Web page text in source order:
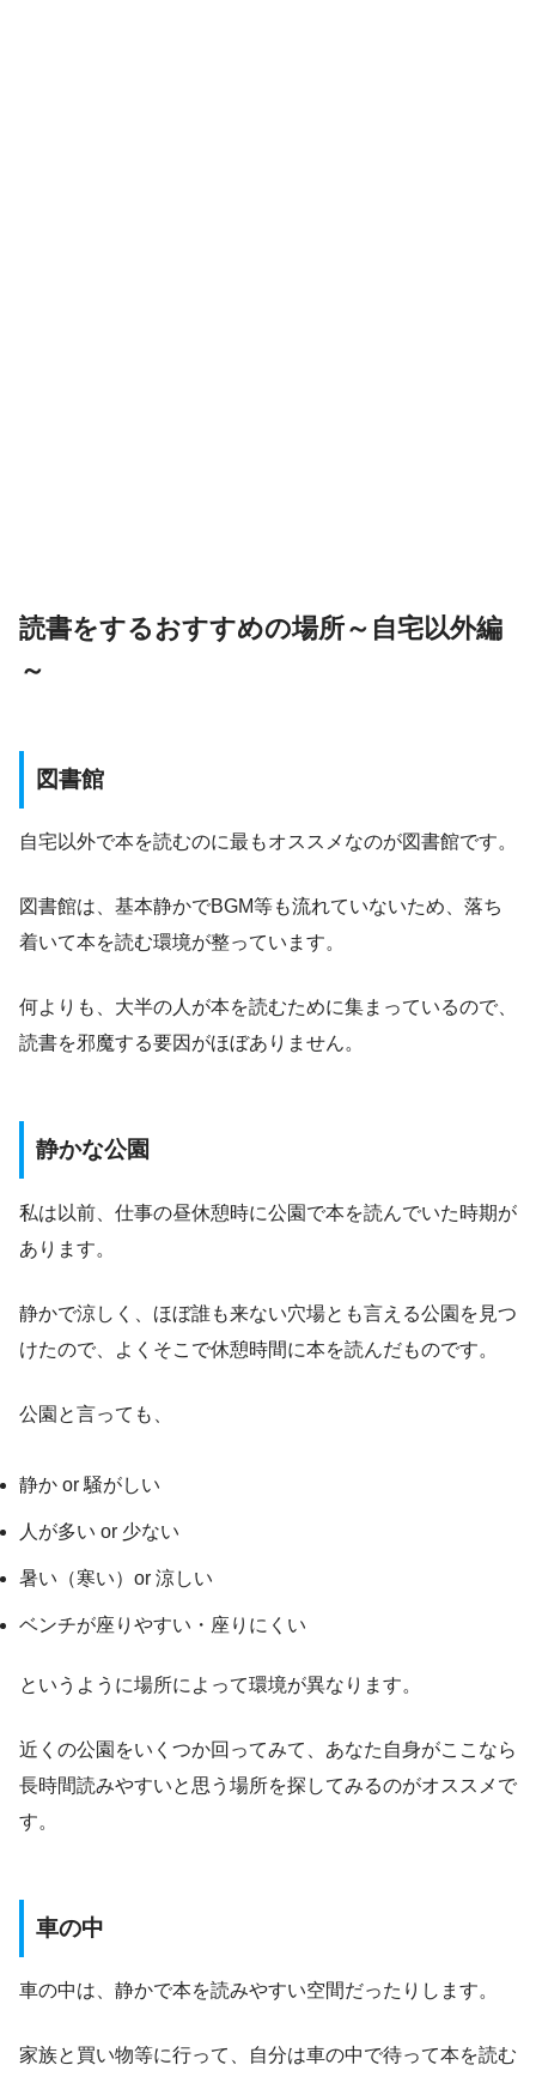
読書をするおすすめの場所～自宅以外編
～
図書館
自宅以外で本を読むのに最もオススメなのが図書館です。
図書館は、基本静かでBGM等も流れていないため、落ち
着いて本を読む環境が整っています。
何よりも、大半の人が本を読むために集まっているので、
読書を邪魔する要因がほぼありません。
静かな公園
私は以前、仕事の昼休憩時に公園で本を読んでいた時期が
あります。
静かで涼しく、ほぼ誰も来ない穴場とも言える公園を見つ
けたので、よくそこで休憩時間に本を読んだものです。
公園と言っても、
静か or 騒がしい
人が多い or 少ない
暑い（寒い）or 涼しい
ベンチが座りやすい・座りにくい
というように場所によって環境が異なります。
近くの公園をいくつか回ってみて、あなた自身がここなら
長時間読みやすいと思う場所を探してみるのがオススメで
す。
車の中
車の中は、静かで本を読みやすい空間だったりします。
家族と買い物等に行って、自分は車の中で待って本を読む